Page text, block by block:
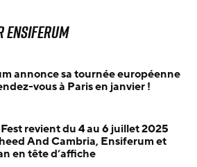
annonce sa tournée européenne
vous à Paris en janvier !
revient du 4 au 6 juillet 2025
And Cambria, Ensiferum et
en tête d’affiche